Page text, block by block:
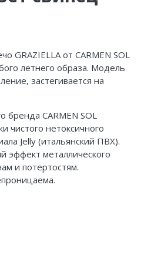
GRAZIELLA от CARMEN SOL
летнего образа. Модель
застегивается на
бренда CARMEN SOL
чистого нетоксичного
Jelly (итальянский ПВХ).
эффект металлического
и потертостям.